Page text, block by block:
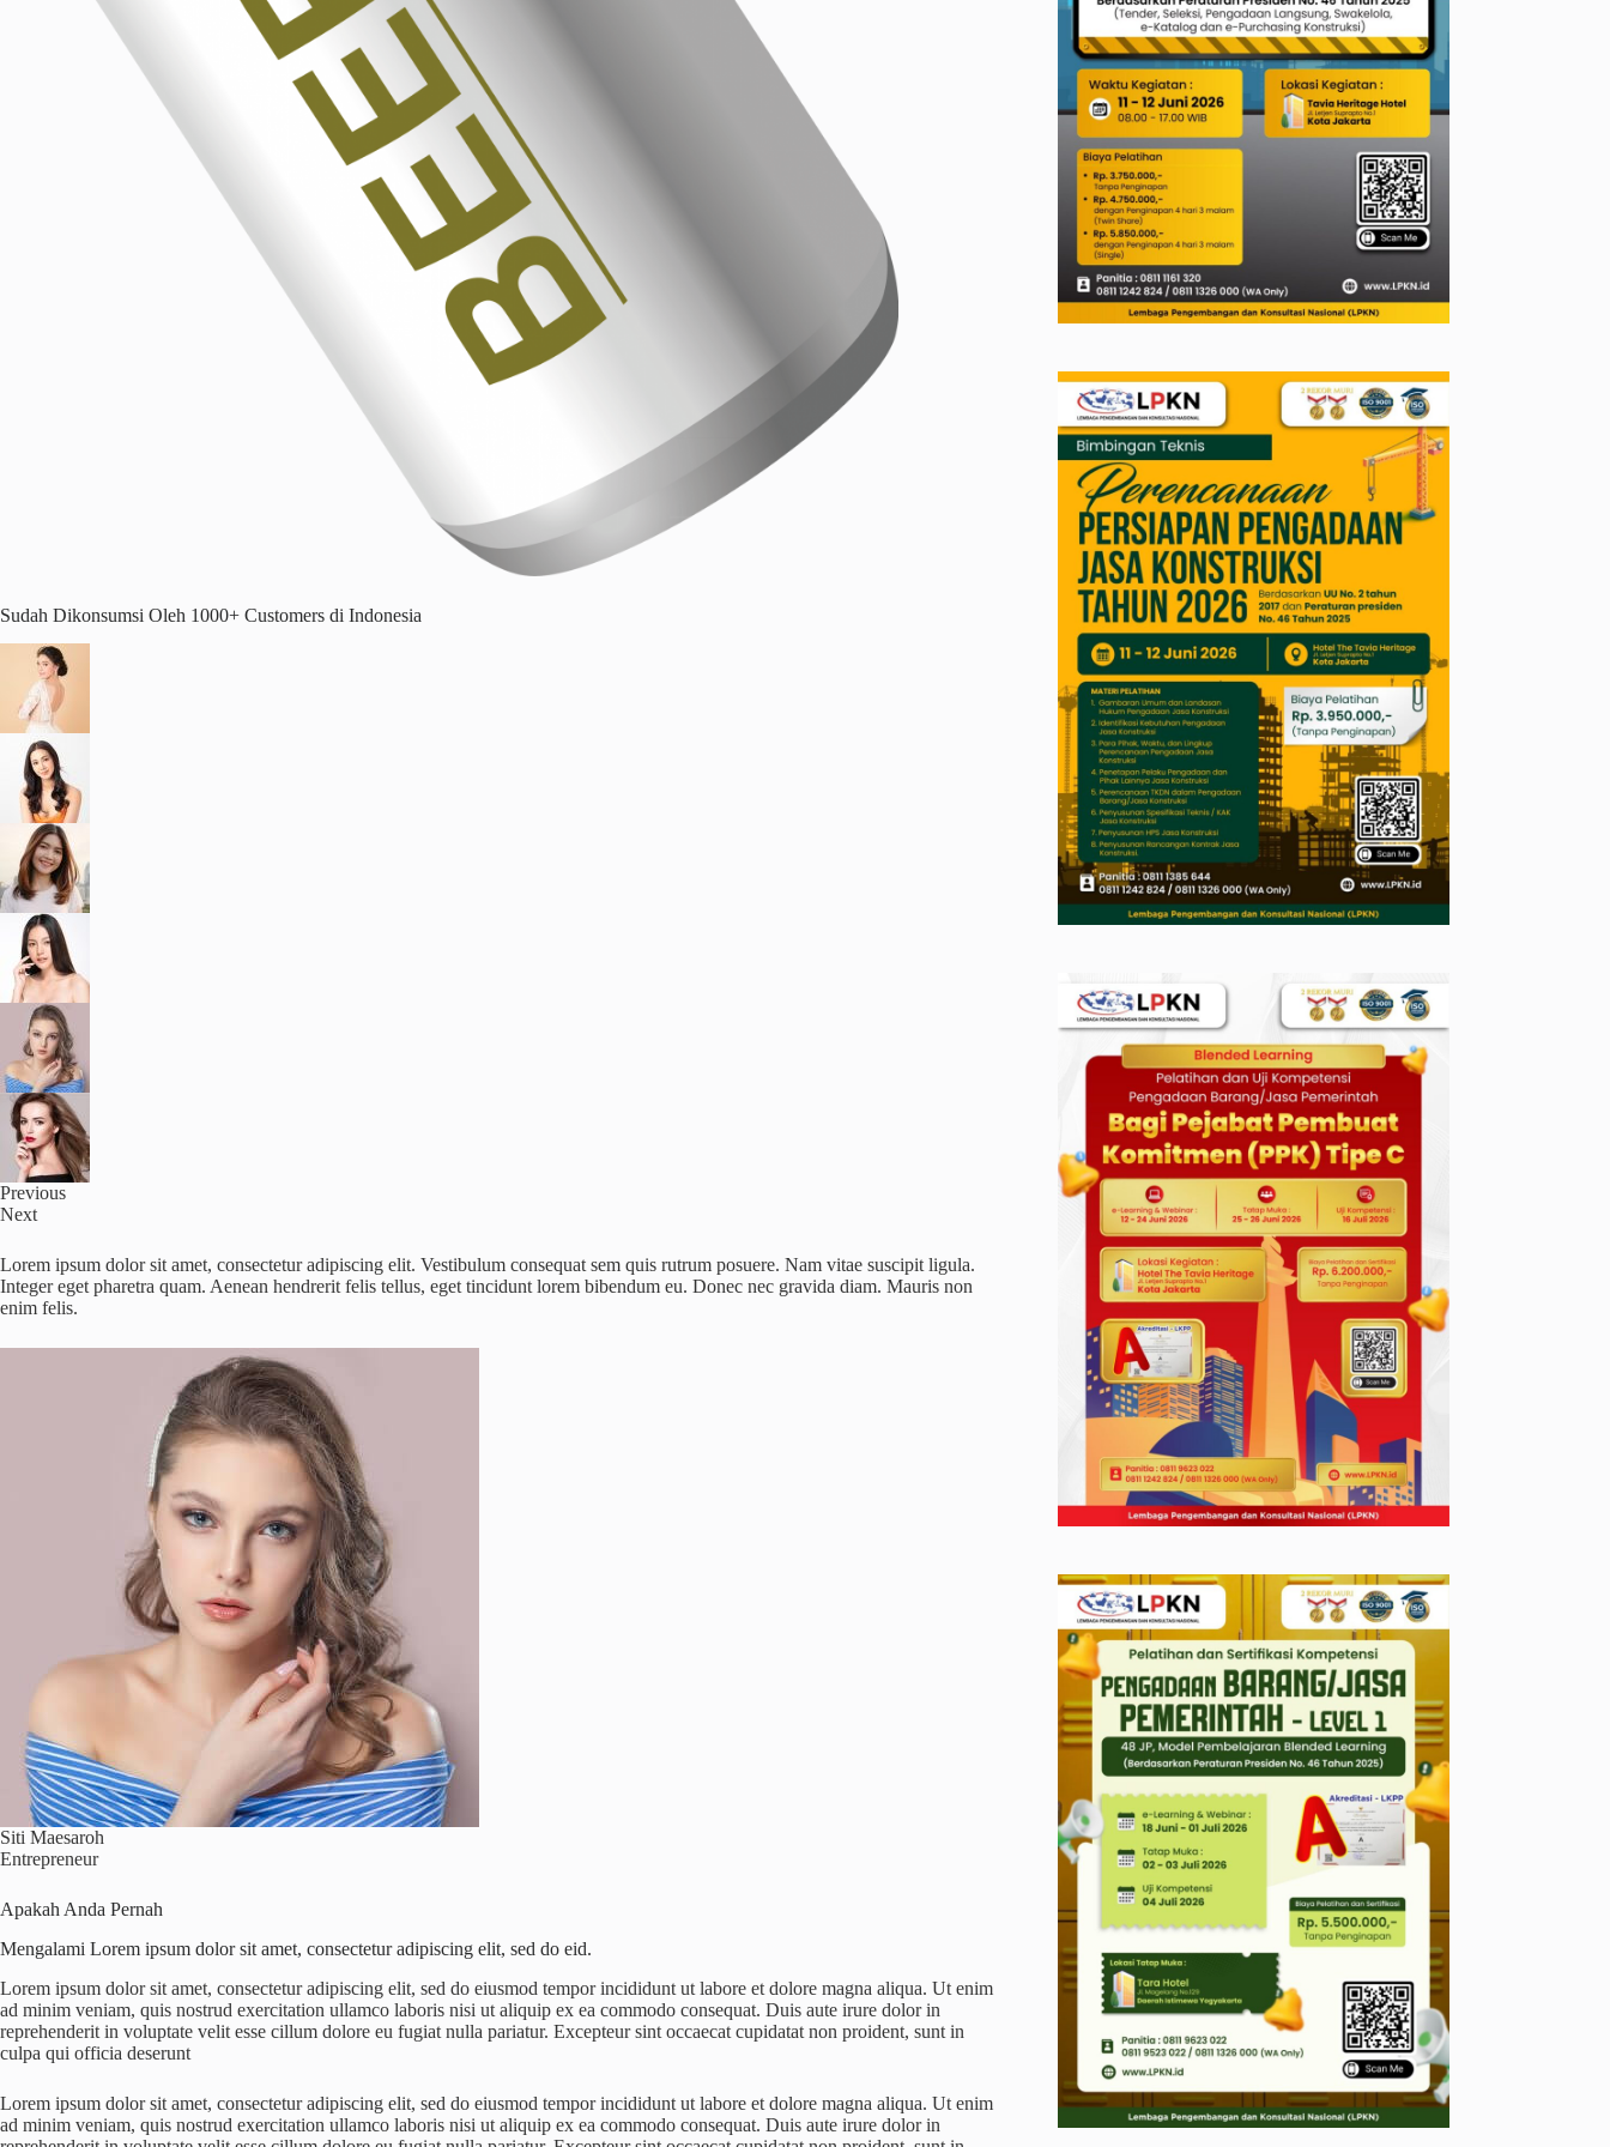
Sudah Dikonsumsi Oleh 1000+ Customers di Indonesia
Previous
Next
Lorem ipsum dolor sit amet, consectetur adipiscing elit. Vestibulum consequat sem quis rutrum posuere. Nam vitae suscipit ligula.
Integer eget pharetra quam. Aenean hendrerit felis tellus, eget tincidunt lorem bibendum eu. Donec nec gravida diam. Mauris non
enim felis.
Siti Maesaroh
Entrepreneur
Apakah Anda Pernah
Mengalami Lorem ipsum dolor sit amet, consectetur adipiscing elit, sed do eid.
Lorem ipsum dolor sit amet, consectetur adipiscing elit, sed do eiusmod tempor incididunt ut labore et dolore magna aliqua. Ut enim
ad minim veniam, quis nostrud exercitation ullamco laboris nisi ut aliquip ex ea commodo consequat. Duis aute irure dolor in
reprehenderit in voluptate velit esse cillum dolore eu fugiat nulla pariatur. Excepteur sint occaecat cupidatat non proident, sunt in
culpa qui officia deserunt
Lorem ipsum dolor sit amet, consectetur adipiscing elit, sed do eiusmod tempor incididunt ut labore et dolore magna aliqua. Ut enim
ad minim veniam, quis nostrud exercitation ullamco laboris nisi ut aliquip ex ea commodo consequat. Duis aute irure dolor in